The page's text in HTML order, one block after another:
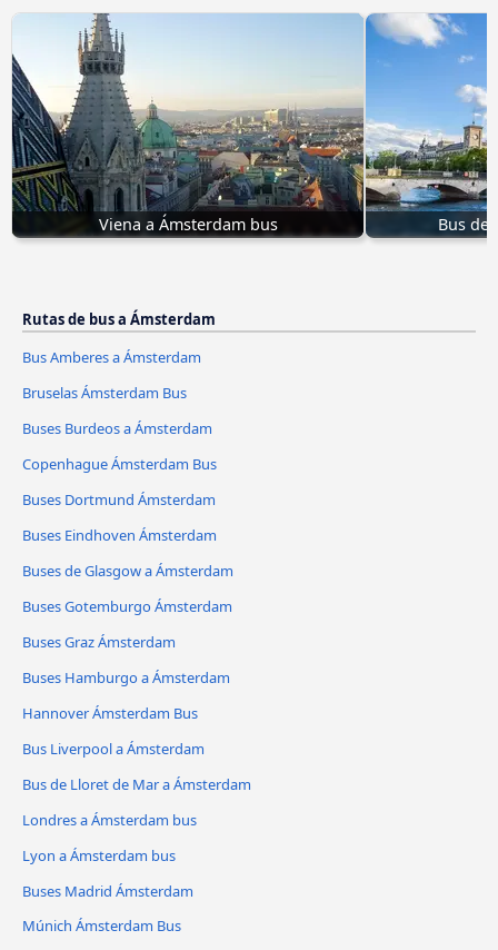
Viena a Ámsterdam bus Bus de
Rutas de bus a Ámsterdam
Bus Amberes a Ámsterdam
Bruselas Ámsterdam Bus
Buses Burdeos a Ámsterdam
Copenhague Ámsterdam Bus
Buses Dortmund Ámsterdam
Buses Eindhoven Ámsterdam
Buses de Glasgow a Ámsterdam
Buses Gotemburgo Ámsterdam
Buses Graz Ámsterdam
Buses Hamburgo a Ámsterdam
Hannover Ámsterdam Bus
Bus Liverpool a Ámsterdam
Bus de Lloret de Mar a Ámsterdam
Londres a Ámsterdam bus
Lyon a Ámsterdam bus
Buses Madrid Ámsterdam
Múnich Ámsterdam Bus